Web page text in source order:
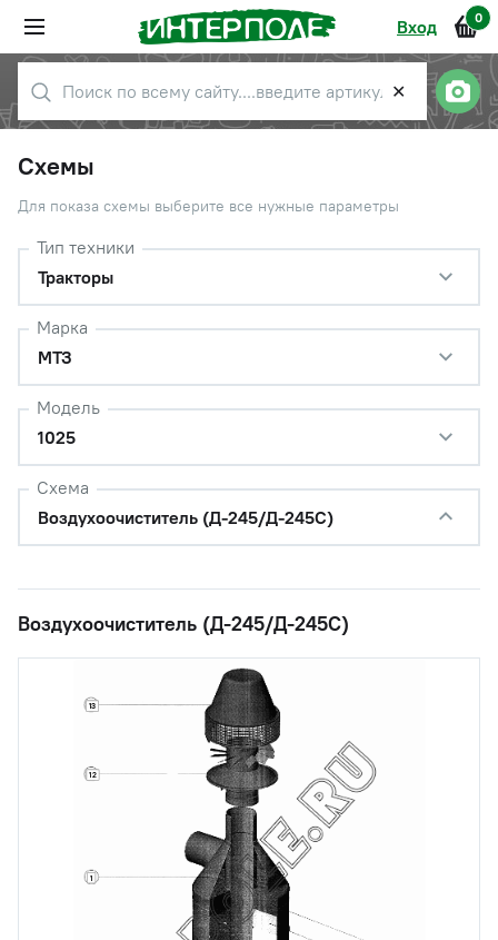
Вход 0
✕
Схемы
Для показа схемы выберите все нужные параметры
Тип техники
Тракторы
Марка
МТЗ
Модель
1025
Схема
Воздухоочиститель (Д-245/Д-245С)
Воздухоочиститель (Д-245/Д-245С)
1
12
13